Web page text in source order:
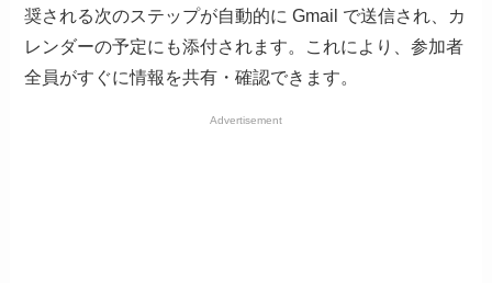
奨される次のステップが自動的に Gmail で送信され、カ
レンダーの予定にも添付されます。これにより、参加者
全員がすぐに情報を共有・確認できます。
Advertisement